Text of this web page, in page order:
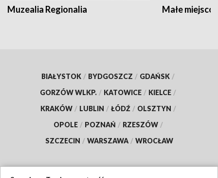
Muzealia Regionalia Małe
BIAŁYSTOK / BYDGOSZCZ / GDAŃSK /
GORZÓW WLKP. / KATOWICE / KIELCE /
KRAKÓW / LUBLIN / ŁÓDŹ / OLSZTYN /
OPOLE / POZNAŃ / RZESZÓW /
SZCZECIN / WARSZAWA / WROCŁAW